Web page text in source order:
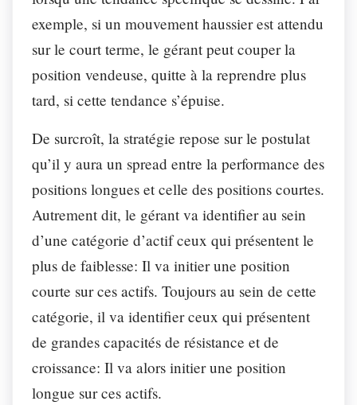
exemple, si un mouvement haussier est attendu
sur le court terme, le gérant peut couper la
position vendeuse, quitte à la reprendre plus
tard, si cette tendance s’épuise.
De surcroît, la stratégie repose sur le postulat
qu’il y aura un spread entre la performance des
positions longues et celle des positions courtes.
Autrement dit, le gérant va identifier au sein
d’une catégorie d’actif ceux qui présentent le
plus de faiblesse: Il va initier une position
courte sur ces actifs. Toujours au sein de cette
catégorie, il va identifier ceux qui présentent
de grandes capacités de résistance et de
croissance: Il va alors initier une position
longue sur ces actifs.